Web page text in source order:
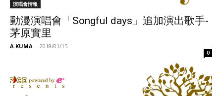
演唱會情報
動漫演唱會「Songful days」追加演出歌手-
茅原實里
A.KUMA - 2018/01/15
0